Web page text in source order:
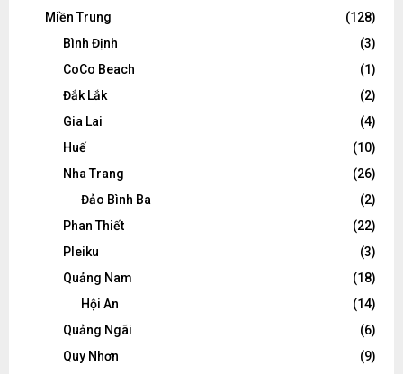
Miền Trung
(128)
Bình Định
(3)
CoCo Beach
(1)
Đắk Lắk
(2)
Gia Lai
(4)
Huế
(10)
Nha Trang
(26)
Đảo Bình Ba
(2)
Phan Thiết
(22)
Pleiku
(3)
Quảng Nam
(18)
Hội An
(14)
Quảng Ngãi
(6)
Quy Nhơn
(9)